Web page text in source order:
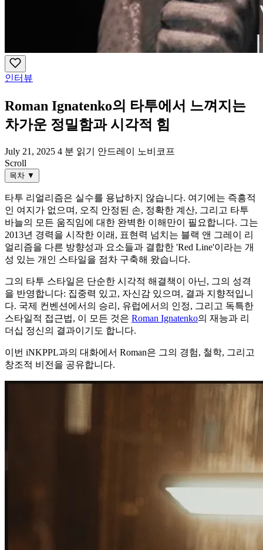
인터뷰
Roman Ignatenko의 타투에서 느껴지는
차가운 정밀함과 시각적 힘
July 21, 2025 4 분 읽기
안드레이 노비코프
Scroll
목차 ▼
타투 리얼리즘은 실수를 용납하지 않습니다. 여기에는 즉흥적
인 여지가 없으며, 오직 안정된 손, 정확한 계산, 그리고 타투
바늘의 모든 움직임에 대한 완벽한 이해만이 필요합니다. 그는
2013년 경력을 시작한 이래, 표현력 넘치는 블랙 앤 그레이 리
얼리즘을 다른 방향성과 요소들과 결합한 'Red Line'이라는 개
성 있는 개인 스타일을 점차 구축해 왔습니다.
그의 타투 스타일은 단순한 시각적 해결책이 아닌, 그의 성격
을 반영합니다: 집중력 있고, 자신감 있으며, 결과 지향적입니
다. 국제 컨벤션에서의 승리, 유럽에서의 인정, 그리고 독특한
스타일적 접근법, 이 모든 것은 Roman Ignatenko의 재능과 리
더십 정신의 결과이기도 합니다.
이번 iNKPPL과의 대화에서 Roman은 그의 경험, 철학, 그리고
창조적 비전을 공유합니다.